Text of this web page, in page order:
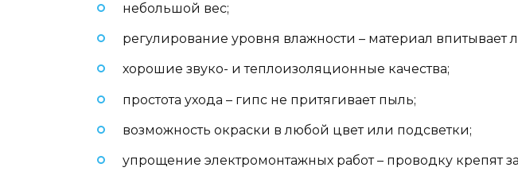
небольшой вес;
регулирование уровня влажности – материал
хорошие звуко- и теплоизоляционные качества;
простота ухода – гипс не притягивает пыль;
возможность окраски в любой цвет или подсветки;
упрощение электромонтажных работ – проводку крепят